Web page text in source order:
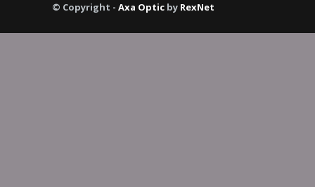
© Copyright - Axa Optic by RexNet